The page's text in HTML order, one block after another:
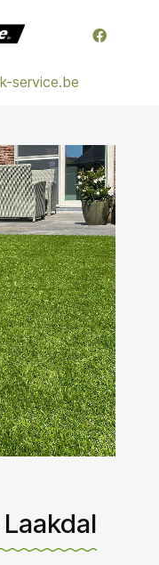
service.be